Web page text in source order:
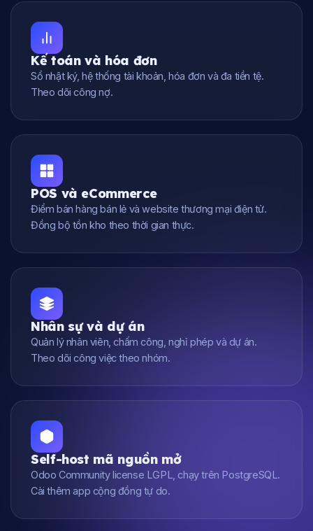
Kế toán và hóa đơn
Sổ nhật ký, hệ thống tài khoản, hóa đơn và đa tiền tệ.
Theo dõi công nợ.
POS và eCommerce
Điểm bán hàng bán lẻ và website thương mại điện tử.
Đồng bộ tồn kho theo thời gian thực.
Nhân sự và dự án
Quản lý nhân viên, chấm công, nghỉ phép và dự án.
Theo dõi công việc theo nhóm.
Self-host mã nguồn mở
Odoo Community license LGPL, chạy trên PostgreSQL.
Cài thêm app cộng đồng tự do.